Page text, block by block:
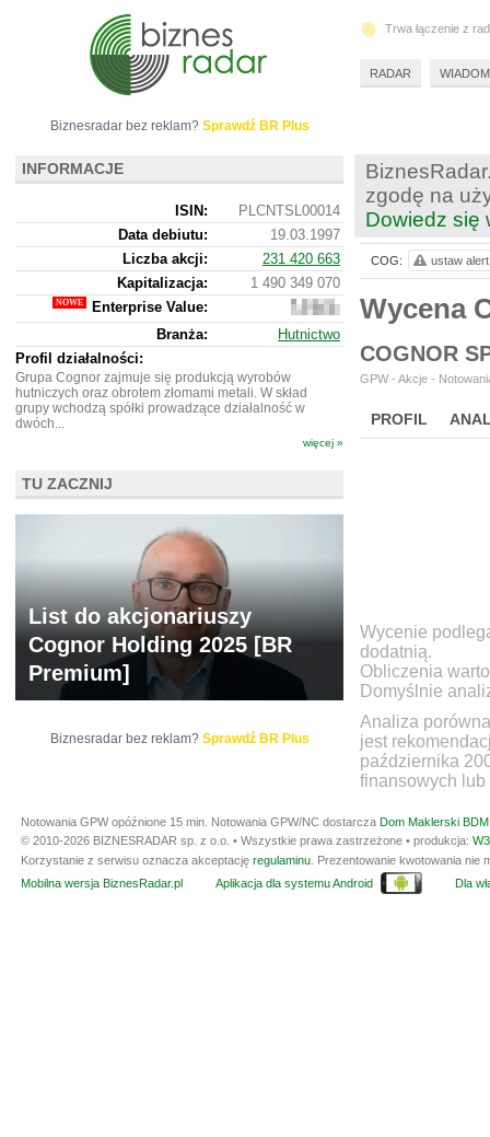
zgodę na
Dowiedz się
Wycena
COGNOR
GPW - Akcje -
PROFIL
Wycenie
dodatnią.
Obliczenia
Domyślnie
Analiza
jest
października
finansowych lub
COG: ustaw alert
Biznesradar bez reklam? Sprawdź BR Plus
INFORMACJE
ISIN:
PLCNTSL00014
Data debiutu:
19.03.1997
Liczba akcji:
231 420 663
Kapitalizacja:
1 490 349 070
Enterprise Value:
2
307
175
Branża:
Hutnictwo
Profil działalności:
Grupa Cognor zajmuje się produkcją wyrobów
hutniczych oraz obrotem złomami metali. W skład
grupy wchodzą spółki prowadzące działalność w
dwóch...
więcej »
TU ZACZNIJ
List do akcjonariuszy
Cognor Holding 2025 [BR
Premium]
Biznesradar bez reklam? Sprawdź BR Plus
Trwa łączenie z
RADAR
Notowania GPW opóźnione 15 min. Notowania GPW/NC dostarcza Dom Maklerski
© 2010-2026 BIZNESRADAR sp. z o.o. • Wszystkie prawa zastrzeżone • produkcja:
Korzystanie z serwisu oznacza akceptację regulaminu . Prezentowanie kwotowania
Mobilna wersja BiznesRadar.pl
Aplikacja dla systemu Android Dla